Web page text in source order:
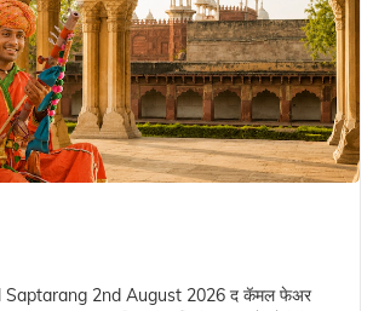
Saptarang 2nd August 2026 द कॅमल फेअर